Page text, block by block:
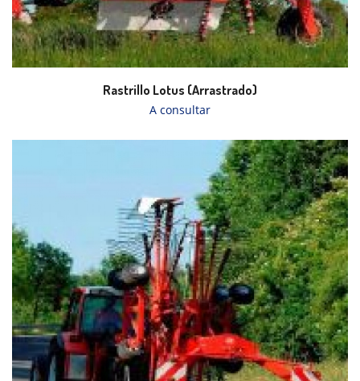
Rastrillo Lotus (Arrastrado)
A consultar